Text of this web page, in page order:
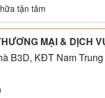
tận tâm
MẠI & DỊCH
B3D, KĐT Nam